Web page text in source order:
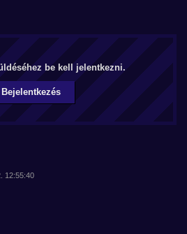
be kell jelentkezni.
Bejelentkezés
12:55:40